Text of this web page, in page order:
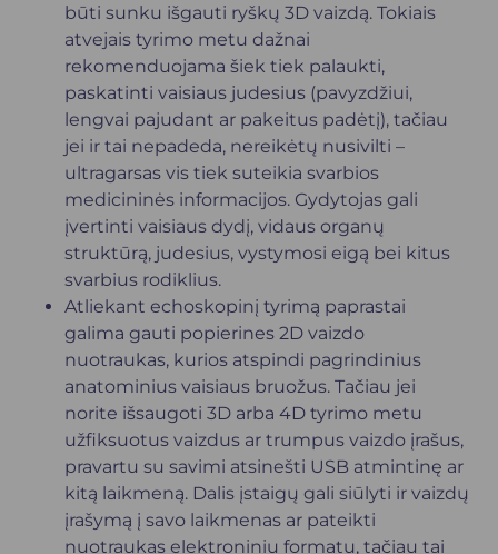
būti sunku išgauti ryškų 3D vaizdą. Tokiais
atvejais tyrimo metu dažnai
rekomenduojama šiek tiek palaukti,
paskatinti vaisiaus judesius (pavyzdžiui,
lengvai pajudant ar pakeitus padėtį), tačiau
jei ir tai nepadeda, nereikėtų nusivilti –
ultragarsas vis tiek suteikia svarbios
medicininės informacijos. Gydytojas gali
įvertinti vaisiaus dydį, vidaus organų
struktūrą, judesius, vystymosi eigą bei kitus
svarbius rodiklius.
Atliekant echoskopinį tyrimą paprastai
galima gauti popierines 2D vaizdo
nuotraukas, kurios atspindi pagrindinius
anatominius vaisiaus bruožus. Tačiau jei
norite išsaugoti 3D arba 4D tyrimo metu
užfiksuotus vaizdus ar trumpus vaizdo įrašus,
pravartu su savimi atsinešti USB atmintinę ar
kitą laikmeną. Dalis įstaigų gali siūlyti ir vaizdų
įrašymą į savo laikmenas ar pateikti
nuotraukas elektroniniu formatu, tačiau tai